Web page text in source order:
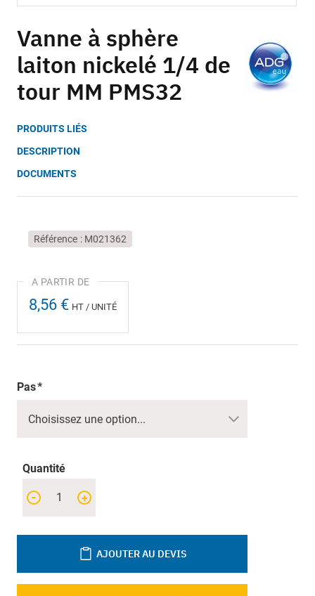
to
the
beginning
of
the
gallery
Vanne à sphère
laiton nickelé 1/4 de
tour MM PMS32
PRODUITS LIÉS
DESCRIPTION
DOCUMENTS
Référence M021362
8,56 € HT / UNITÉ
Pas
Quantité
+
-
AJOUTER AU DEVIS